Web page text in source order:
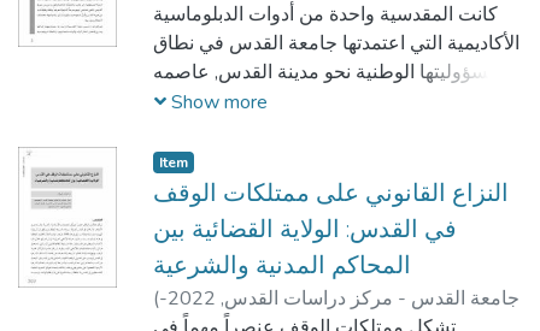
01)سعيد أبو علي
كانت المقدسية واحدة من أدوات الدبلوماسية
الأكاديمية التي اعتمدتها جامعة القدس في نطاق
مسؤوليتها الوطنية نحو مدينة القدس, عاصمه
الدوله الفلسطينيه, الى جانب ما تتحمله الجامعة
هي اليوم صرحاً اكاديمياً معرفياً, وقلعة وطنية
تذود عن هوية القدس وتعزيز الصمود مؤسساتها
وابنائها في مواجهة مخططات الاحتلال
ومشاريعه.
لقد كان قرار تأسيس مجلة (المقدسية)
Show more
Item
النزاع القانوني على ممتلكات الوقف
في القدس: الولاية القضائية بين
المحاكم المدنية والشرعية
( جامعة القدس - مركز دراسات القدس,
2022-